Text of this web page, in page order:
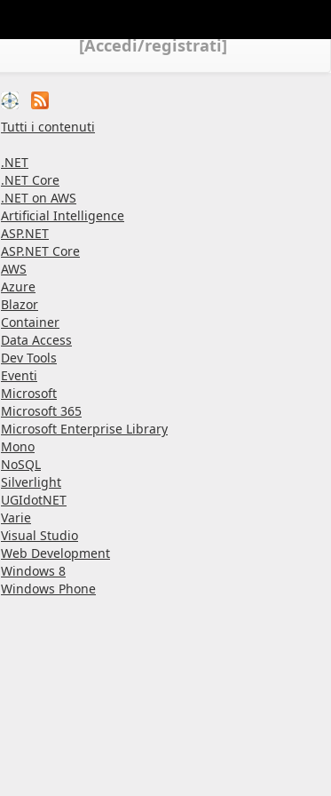
[Accedi/registrati]
Tutti i contenuti
.NET
.NET Core
.NET on AWS
Artificial Intelligence
ASP.NET
ASP.NET Core
AWS
Azure
Blazor
Container
Data Access
Dev Tools
Eventi
Microsoft
Microsoft 365
Microsoft Enterprise Library
Mono
NoSQL
Silverlight
UGIdotNET
Varie
Visual Studio
Web Development
Windows 8
Windows Phone